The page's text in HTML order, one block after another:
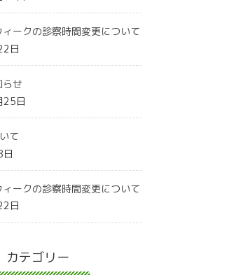
ークの診察時間変更について
日
せ
日
て
ークの診察時間変更について
日
カテゴリー